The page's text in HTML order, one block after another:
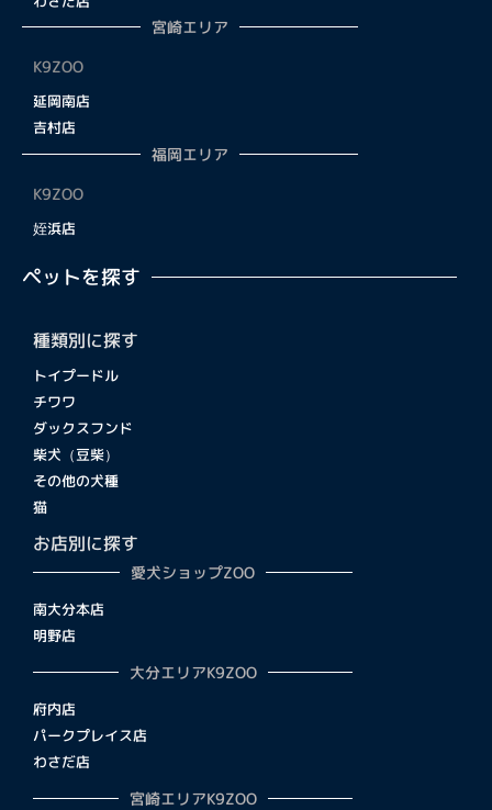
宮崎エリア
K9ZOO
延岡南店
吉村店
福岡エリア
K9ZOO
姪浜店
ペットを探す
種類別に探す
トイプードル
チワワ
ダックスフンド
柴犬（豆柴）
その他の犬種
猫
お店別に探す
愛犬ショップZOO
南大分本店
明野店
大分エリアK9ZOO
府内店
パークプレイス店
わさだ店
宮崎エリアK9ZOO